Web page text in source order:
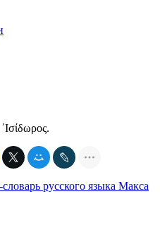
русского языка Макса